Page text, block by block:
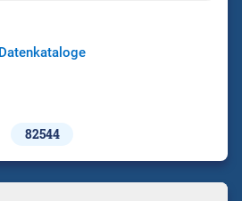
Datenkataloge
82544